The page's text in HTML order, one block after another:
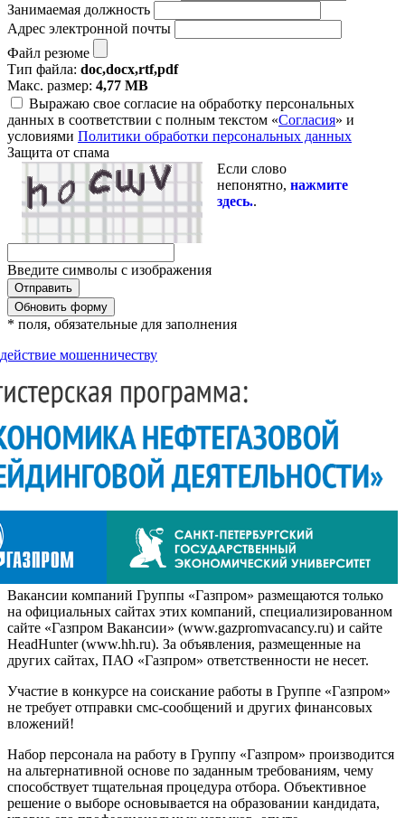
Занимаемая должность
Адрес электронной почты
Файл резюме
Тип файла: doc,docx,rtf,pdf
Макс. размер: 4,77 MB
Выражаю свое согласие на обработку персональных
данных в соответствии с полным текстом «Согласия» и
условиями Политики обработки персональных данных
Защита от спама
Если слово
непонятно, нажмите
здесь..
Введите символы с изображения
Обновить форму
* поля, обязательные для заполнения
мошенничеству
Вакансии компаний Группы «Газпром» размещаются только
на официальных сайтах этих компаний, специализированном
сайте «Газпром Вакансии» (www.gazpromvacancy.ru) и сайте
HeadHunter (www.hh.ru). За объявления, размещенные на
других сайтах, ПАО «Газпром» ответственности не несет.
Участие в конкурсе на соискание работы в Группе «Газпром»
не требует отправки смс-сообщений и других финансовых
вложений!
Набор персонала на работу в Группу «Газпром» производится
на альтернативной основе по заданным требованиям, чему
способствует тщательная процедура отбора. Объективное
решение о выборе основывается на образовании кандидата,